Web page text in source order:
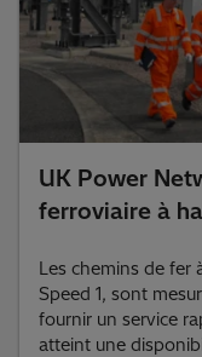
UK Power
ferroviaire à
Les chemins de fer
Speed 1, sont
fournir un service
atteint une